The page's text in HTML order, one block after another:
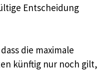
Entscheidung
die maximale
künftig nur noch gilt,